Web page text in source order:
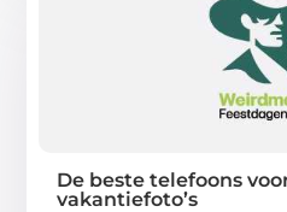
De beste telefoons
vakantiefoto’s